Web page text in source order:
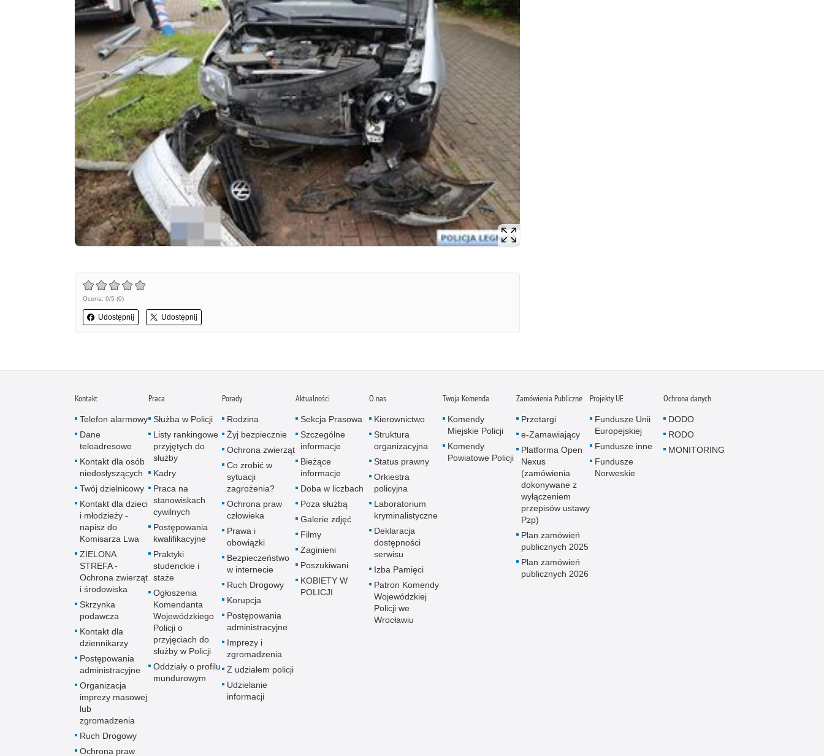
Ocena: 0/5 (0)
Udostępnij Udostępnij
Kontakt
Telefon alarmowy
Dane
teleadresowe
Kontakt dla osób
niedosłyszących
Twój dzielnicowy
Kontakt dla dzieci
i młodzieży -
napisz do
Komisarza Lwa
ZIELONA
STREFA -
Ochrona zwierząt
i środowiska
Skrzynka
podawcza
Kontakt dla
dziennikarzy
Postępowania
administracyjne
Organizacja
imprezy masowej
lub
zgromadzenia
Ruch Drogowy
Ochrona praw
Praca
Służba w Policji
Listy rankingowe
przyjętych do
służby
Kadry
Praca na
stanowiskach
cywilnych
Postępowania
kwalifikacyjne
Praktyki
studenckie i
staże
Ogłoszenia
Komendanta
Wojewódzkiego
Policji o
przyjęciach do
służby w Policji
Oddziały o profilu
mundurowym
Porady
Rodzina
Żyj bezpiecznie
Ochrona zwierząt
Co zrobić w
sytuacji
zagrożenia?
Ochrona praw
człowieka
Prawa i
obowiązki
Bezpieczeństwo
w internecie
Ruch Drogowy
Korupcja
Postępowania
administracyjne
Imprezy i
zgromadzenia
Z udziałem policji
Udzielanie
informacji
Aktualności
Sekcja Prasowa
Szczególne
informacje
Bieżące
informacje
Doba w liczbach
Poza służbą
Galerie zdjęć
Filmy
Zaginieni
Poszukiwani
KOBIETY W
POLICJI
O nas
Kierownictwo
Struktura
organizacyjna
Status prawny
Orkiestra
policyjna
Laboratorium
kryminalistyczne
Deklaracja
dostępności
serwisu
Izba Pamięci
Patron Komendy
Wojewódzkiej
Policji we
Wrocławiu
Twoja Komenda
Komendy
Miejskie Policji
Komendy
Powiatowe Policji
Zamówienia Publiczne
Przetargi
e-Zamawiający
Platforma Open
Nexus
(zamówienia
dokonywane z
wyłączeniem
przepisów ustawy
Pzp)
Plan zamówień
publicznych 2025
Plan zamówień
publicznych 2026
Projekty UE
Fundusze Unii
Europejskiej
Fundusze inne
Fundusze
Norweskie
Ochrona danych
DODO
RODO
MONITORING